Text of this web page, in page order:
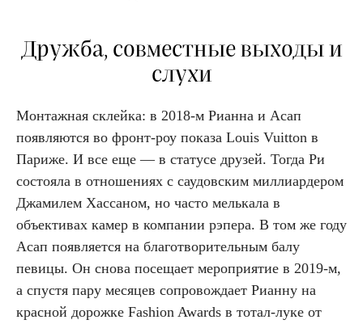
Дружба, совместные выходы и
слухи
Монтажная склейка: в 2018-м Рианна и Асап
появляются во фронт-роу показа Louis Vuitton в
Париже. И все еще — в статусе друзей. Тогда Ри
состояла в отношениях с саудовским миллиардером
Джамилем Хассаном, но часто мелькала в
объективах камер в компании рэпера. В том же году
Асап появляется на благотворительным балу
певицы. Он снова посещает мероприятие в 2019-м,
а спустя пару месяцев сопровождает Рианну на
красной дорожке Fashion Awards в тотал-луке от